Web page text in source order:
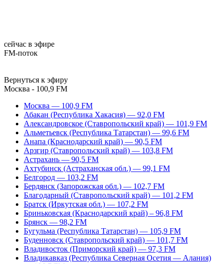
сейчас в эфире
FM-поток
Вернуться к эфиру
Москва - 100,9 FM
Москва — 100,9 FM
Абакан (Республика Хакасия) — 92,0 FM
Александровское (Ставропольский край) — 101,9 FM
Альметьевск (Республика Татарстан) — 99,6 FM
Анапа (Краснодарский край) — 90,5 FM
Арзгир (Ставропольский край) — 103,8 FM
Астрахань — 90,5 FM
Ахтубинск (Астраханская обл.) — 99,1 FM
Белгород — 103,2 FM
Бердянск (Запорожская обл.) — 102,7 FM
Благодарный (Ставропольский край) — 101,2 FM
Братск (Иркутская обл.) — 107,2 FM
Бриньковская (Краснодарский край) – 96,8 FM
Брянск — 98,2 FM
Бугульма (Республика Татарстан) — 105,9 FM
Буденновск (Ставропольский край) — 101,7 FM
Владивосток (Приморский край) — 97,3 FM
Владикавказ (Республика Северная Осетия — Алания)